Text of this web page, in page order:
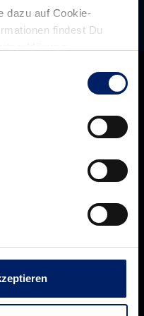
dazu auf Cookie-
findest Du